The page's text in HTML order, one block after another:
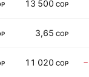
13 500 COP
3,65 COP
11 020 COP